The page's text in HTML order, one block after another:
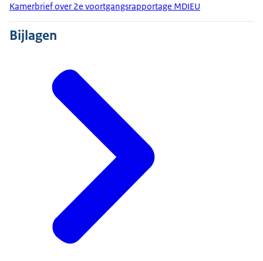
Kamerbrief over 2e voortgangsrapportage MDIEU
Bijlagen